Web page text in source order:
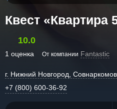
Квест «Квартира
10.0
1 оценка От компании Fantastic
г. Нижний Новгород,
+7 (800) 600-36-92